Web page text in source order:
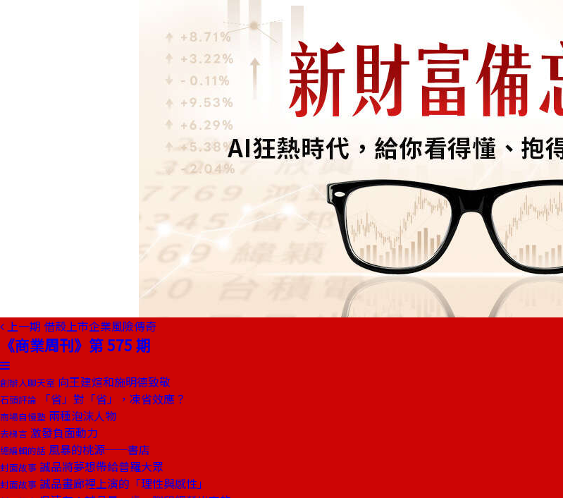
上一期 借殼上市企業風險傳奇
《商業周刊》第 575 期
創辦人聊天室 向王建煊和施明德致敬
石頭評論 「省」對「省」，凍省效應？
商場自慢塾 兩種泡沫人物
去梯言 激發負面動力
總編輯的話 風暴的桃源──書店
封面故事 誠品將夢想帶給普羅大眾
封面故事 誠品畫廊裡上演的「理性與感性」